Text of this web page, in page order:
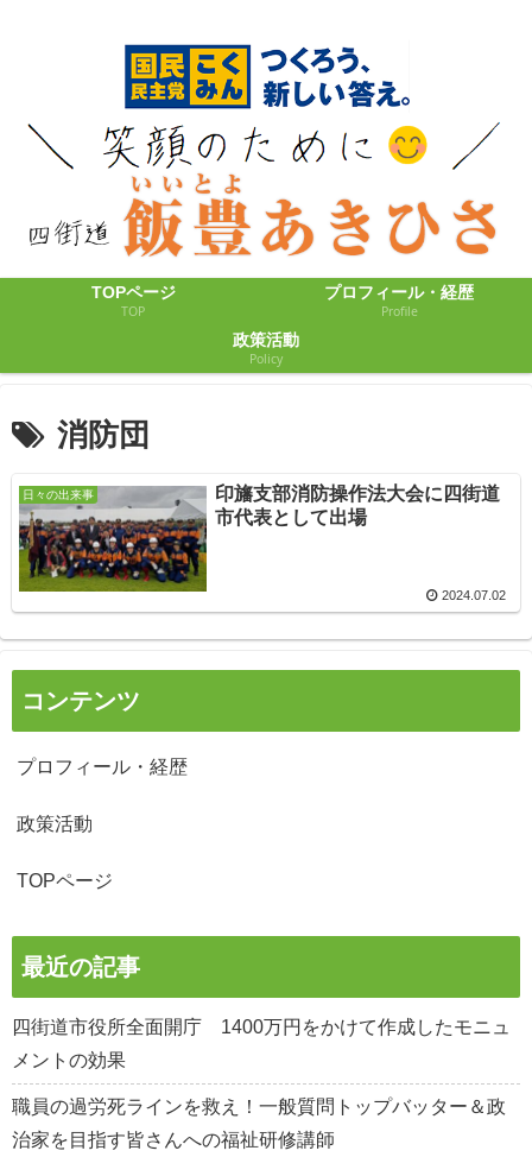
TOPページ
TOP
プロフィール・経歴
Profile
政策活動
Policy
消防団
日々の出来事
印旛支部消防操作法大会に四街道
市代表として出場
2024.07.02
コンテンツ
プロフィール・経歴
政策活動
TOPページ
最近の記事
四街道市役所全面開庁 1400万円をかけて作成したモニュ
メントの効果
職員の過労死ラインを救え！一般質問トップバッター＆政
治家を目指す皆さんへの福祉研修講師